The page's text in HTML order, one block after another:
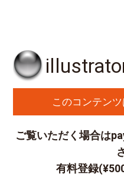
このコンテンツ
ご覧いただく場合は
有料登録